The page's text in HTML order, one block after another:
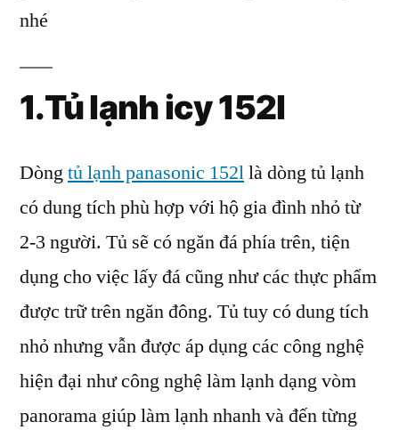
nhé
1.Tủ lạnh icy 152l
Dòngtủ lạnh panasonic 152llà dòng tủ lạnh
có dung tích phù hợp với hộ gia đình nhỏ từ
2-3 người. Tủ sẽ có ngăn đá phía trên, tiện
dụng cho việc lấy đá cũng như các thực phẩm
được trữ trên ngăn đông. Tủ tuy có dung tích
nhỏ nhưng vẫn được áp dụng các công nghệ
hiện đại như công nghệ làm lạnh dạng vòm
panorama giúp làm lạnh nhanh và đến từng